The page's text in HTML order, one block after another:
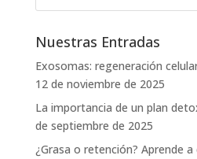
Nuestras Entradas
Exosomas: regeneración
12 de noviembre de 2025
La importancia de un plan
de septiembre de 2025
¿Grasa o retención? Aprende